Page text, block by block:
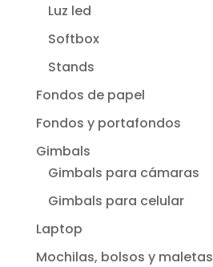
Luz led
Softbox
Stands
Fondos de papel
Fondos y portafondos
Gimbals
Gimbals para cámaras
Gimbals para celular
Laptop
Mochilas, bolsos y maletas